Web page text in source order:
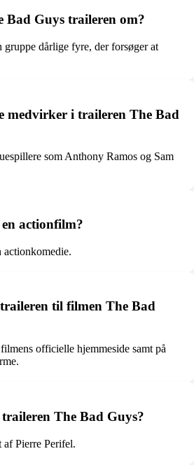
Bad Guys traileren om?
gruppe dårlige fyre, der forsøger at
medvirker i traileren The Bad
som Anthony Ramos og Sam
actionfilm?
actionkomedie.
til filmen The Bad
officielle hjemmeside samt på
The Bad Guys?
af Pierre Perifel.